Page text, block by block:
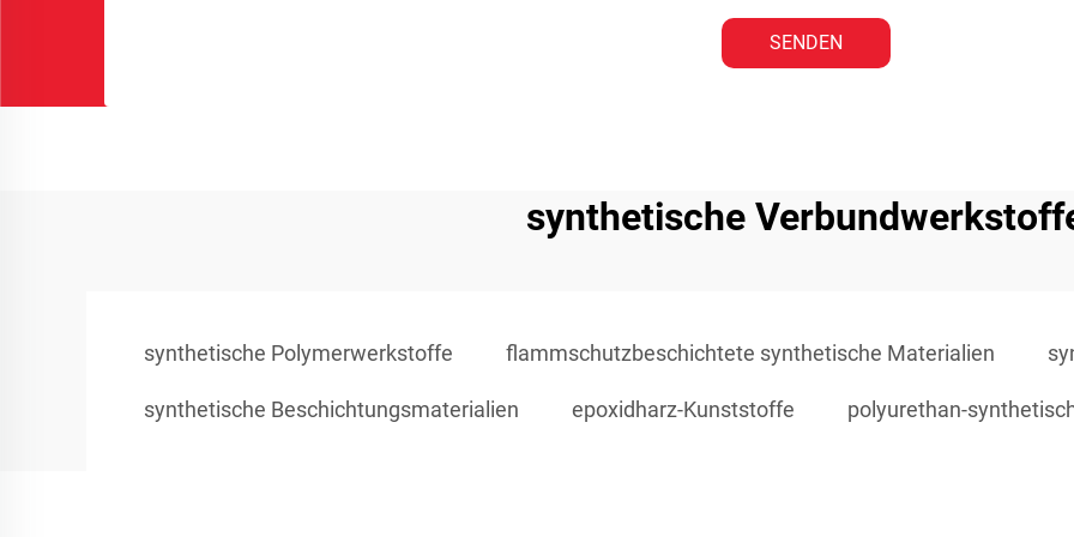
SENDEN
synthetische
synthetische Polymerwerkstoffe flammschutzbeschichtete synthetische Materialien
synthetische Beschichtungsmaterialien epoxidharz-Kunststoffe polyurethan-